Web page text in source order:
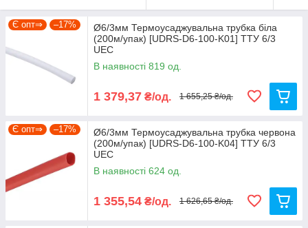
Є опт⇒ –17%
Ø6/3мм Термоусаджувальна трубка біла
(200м/упак) [UDRS-D6-100-K01] ТТУ 6/3
UEC
В наявності 819 од.
1 379,37 ₴/од. 1 655,25 ₴/од.
Є опт⇒ –17%
Ø6/3мм Термоусаджувальна трубка червона
(200м/упак) [UDRS-D6-100-K04] ТТУ 6/3
UEC
В наявності 624 од.
1 355,54 ₴/од. 1 626,65 ₴/од.